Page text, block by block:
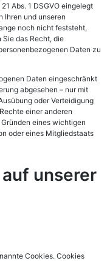
Abs. 1 DSGVO eingelegt
Ihren und unseren
noch nicht feststeht,
das Recht, die
Daten zu
Daten eingeschränkt
abgesehen – nur mit
oder Verteidigung
einer anderen
eines wichtigen
oder eines Mitgliedstaats
unserer
Cookies. Cookies